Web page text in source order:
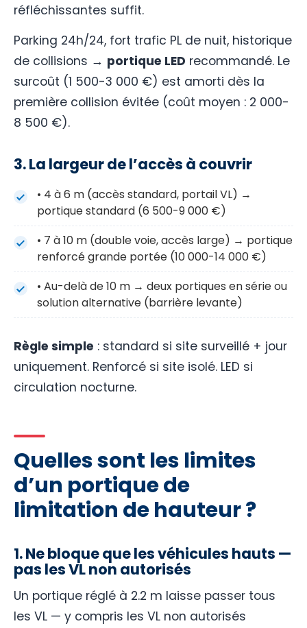
réfléchissantes suffit.
Parking 24h/24, fort trafic PL de nuit, historique
de collisions → portique LED recommandé. Le
surcoût (1 500-3 000 €) est amorti dès la
première collision évitée (coût moyen : 2 000-
8 500 €).
3. La largeur de l’accès à couvrir
• 4 à 6 m (accès standard, portail VL) →
portique standard (6 500-9 000 €)
• 7 à 10 m (double voie, accès large) → portique
renforcé grande portée (10 000-14 000 €)
• Au-delà de 10 m → deux portiques en série ou
solution alternative (barrière levante)
Règle simple : standard si site surveillé + jour
uniquement. Renforcé si site isolé. LED si
circulation nocturne.
Quelles sont les limites
d’un portique de
limitation de hauteur ?
1. Ne bloque que les véhicules hauts —
pas les VL non autorisés
Un portique réglé à 2.2 m laisse passer tous
les VL — y compris les VL non autorisés